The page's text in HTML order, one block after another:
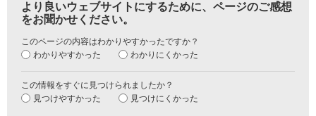
より良いウェブサイトにするために、ページのご感想
をお聞かせください。
このページの内容はわかりやすかったですか？
わかりやすかった
わかりにくかった
この情報をすぐに見つけられましたか？
見つけやすかった
見つけにくかった